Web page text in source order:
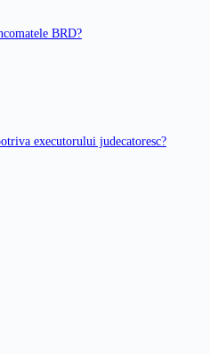
BRD?
executorului judecatoresc?